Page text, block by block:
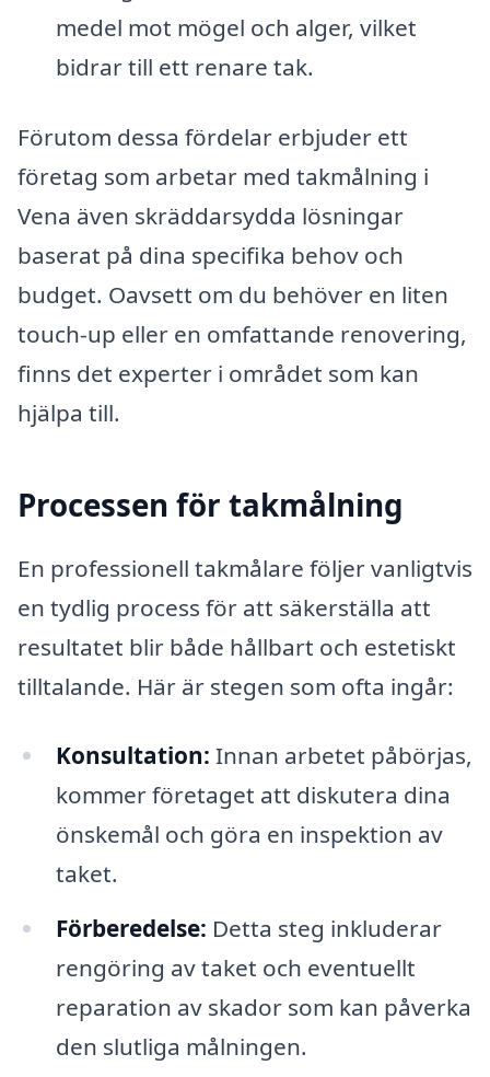
medel mot mögel och alger, vilket
bidrar till ett renare tak.
Förutom dessa fördelar erbjuder ett
företag som arbetar med takmålning i
Vena även skräddarsydda lösningar
baserat på dina specifika behov och
budget. Oavsett om du behöver en liten
touch-up eller en omfattande renovering,
finns det experter i området som kan
hjälpa till.
Processen för takmålning
En professionell takmålare följer vanligtvis
en tydlig process för att säkerställa att
resultatet blir både hållbart och estetiskt
tilltalande. Här är stegen som ofta ingår:
Konsultation: Innan arbetet påbörjas,
kommer företaget att diskutera dina
önskemål och göra en inspektion av
taket.
Förberedelse: Detta steg inkluderar
rengöring av taket och eventuellt
reparation av skador som kan påverka
den slutliga målningen.